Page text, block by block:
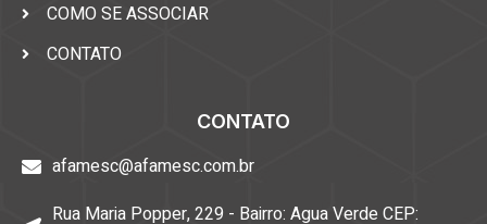
COMO SE ASSOCIAR
CONTATO
CONTATO
afamesc@afamesc.com.br
Rua Maria Popper, 229 - Bairro: Agua Verde CEP: